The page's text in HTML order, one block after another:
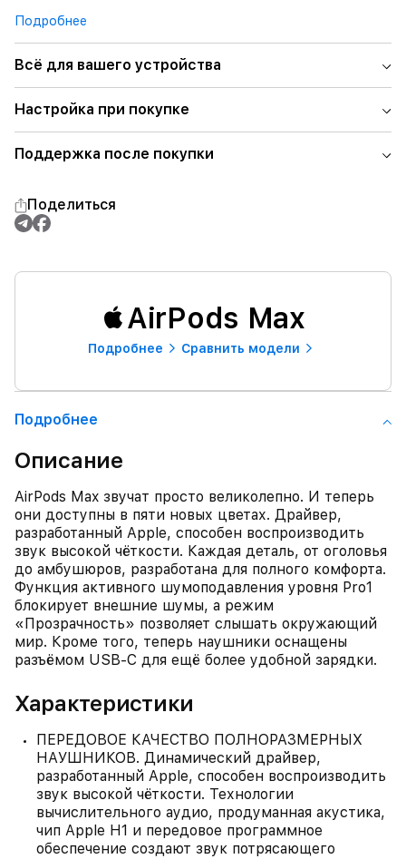
Подробнее
Всё для вашего устройства
Настройка при покупке
Поддержка после покупки
Поделиться
AirPods Max
Подробнее Сравнить модели
Подробнее
Описание
AirPods Max звучат просто великолепно. И теперь
они доступны в пяти новых цветах. Драйвер,
разработанный Apple, способен воспроизводить
звук высокой чёткости. Каждая деталь, от оголовья
до амбушюров, разработана для полного комфорта.
Функция активного шумоподавления уровня Pro1
блокирует внешние шумы, а режим
«Прозрачность» позволяет слышать окружающий
мир. Кроме того, теперь наушники оснащены
разъёмом USB‑C для ещё более удобной зарядки.
Характеристики
ПЕРЕДОВОЕ КАЧЕСТВО ПОЛНОРАЗМЕРНЫХ
НАУШНИКОВ. Динамический драйвер,
разработанный Apple, способен воспроизводить
звук высокой чёткости. Технологии
вычислительного аудио, продуманная акустика,
чип Apple H1 и передовое программное
обеспечение создают звук потрясающего